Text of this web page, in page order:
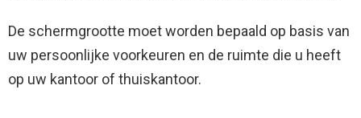
De schermgrootte moet worden bepaald op basis van
uw persoonlijke voorkeuren en de ruimte die u heeft
op uw kantoor of thuiskantoor.